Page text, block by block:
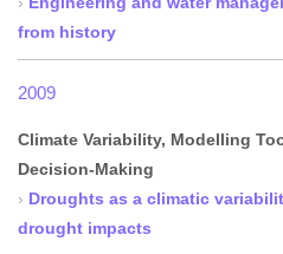
from history
2009
Climate Variability, Modelling
Decision-Making
Droughts as a climatic
drought impacts